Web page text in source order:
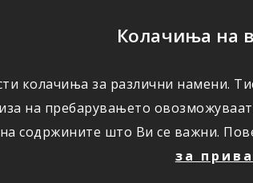
Колачиња на
колачиња за различни намени.
на пребарувањето
содржините што Ви се важни.
за
ШТЕТИ ПОВОЛНОСТИ